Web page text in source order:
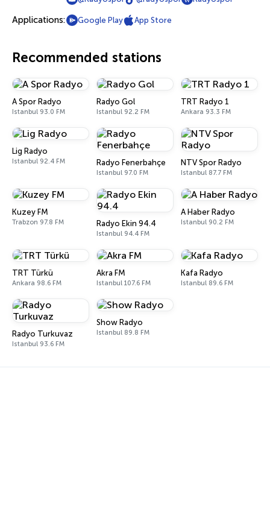
Applications: Google Play App Store
Recommended stations
A Spor Radyo
Istanbul 93.0 FM
Radyo Gol
Istanbul 92.2 FM
TRT Radyo 1
Ankara 93.3 FM
Lig Radyo
Istanbul 92.4 FM Radyo Fenerbahçe
Istanbul 97.0 FM
NTV Spor Radyo
Istanbul 87.7 FM
Kuzey FM
Trabzon 97.8 FM Radyo Ekin 94.4
Istanbul 94.4 FM
A Haber Radyo
Istanbul 90.2 FM
TRT Türkü
Ankara 98.6 FM
Akra FM
Istanbul 107.6 FM
Kafa Radyo
Istanbul 89.6 FM
Radyo Turkuvaz
Istanbul 93.6 FM
Show Radyo
Istanbul 89.8 FM